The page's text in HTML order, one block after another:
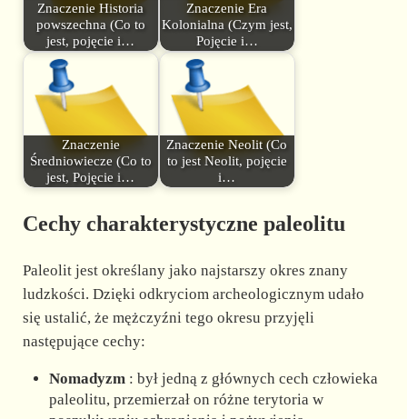
Znaczenie Historia
powszechna (Co to
jest, pojęcie i…
Znaczenie Era
Kolonialna (Czym jest,
Pojęcie i…
Znaczenie
Średniowiecze (Co to
jest, Pojęcie i…
Znaczenie Neolit (Co
to jest Neolit, pojęcie
i…
Cechy charakterystyczne paleolitu
Paleolit jest określany jako najstarszy okres znany
ludzkości. Dzięki odkryciom archeologicznym udało
się ustalić, że mężczyźni tego okresu przyjęli
następujące cechy:
Nomadyzm : był jedną z głównych cech człowieka
paleolitu, przemierzał on różne terytoria w